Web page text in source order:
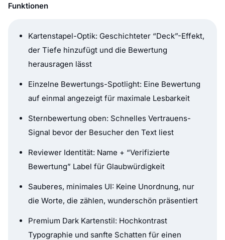
Funktionen
Kartenstapel-Optik: Geschichteter “Deck”-Effekt,
der Tiefe hinzufügt und die Bewertung
herausragen lässt
Einzelne Bewertungs-Spotlight: Eine Bewertung
auf einmal angezeigt für maximale Lesbarkeit
Sternbewertung oben: Schnelles Vertrauens-
Signal bevor der Besucher den Text liest
Reviewer Identität: Name + “Verifizierte
Bewertung” Label für Glaubwürdigkeit
Sauberes, minimales UI: Keine Unordnung, nur
die Worte, die zählen, wunderschön präsentiert
Premium Dark Kartenstil: Hochkontrast
Typographie und sanfte Schatten für einen